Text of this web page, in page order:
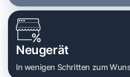
Neugerät
In wenigen Schritten zum